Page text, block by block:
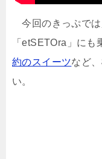
今回のきっぷでは
「etSETOra」に
約のスイーツなど
い。